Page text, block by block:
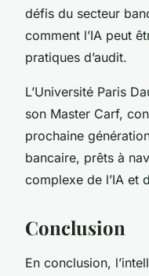
défis du secteur
comment l’IA peut
pratiques d’audit.
L’Université Paris
son Master Carf,
prochaine
bancaire, prêts à
complexe de l’IA et
Conclusion
En conclusion,